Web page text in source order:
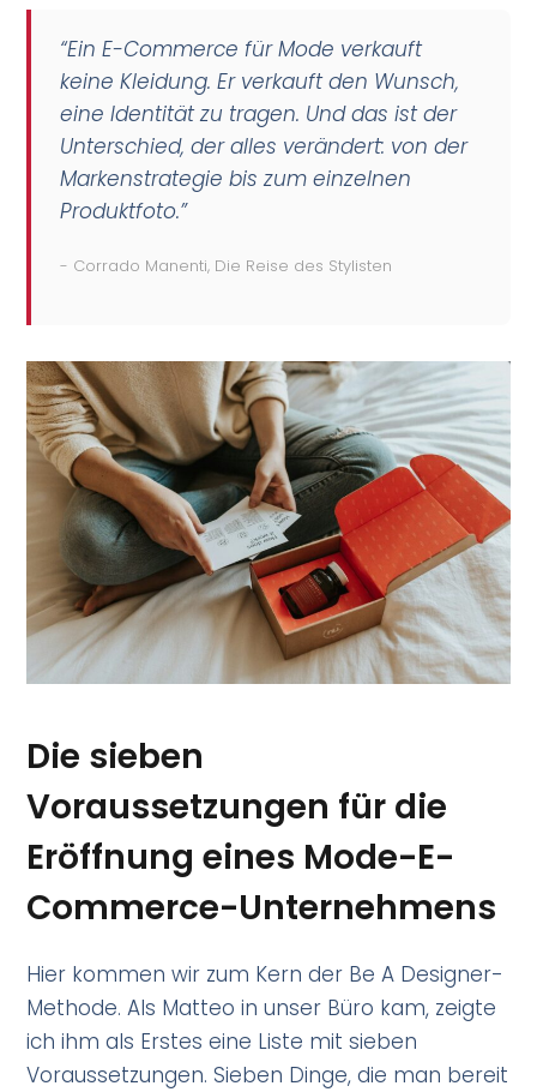
“Ein E-Commerce für Mode verkauft
keine Kleidung. Er verkauft den Wunsch,
eine Identität zu tragen. Und das ist der
Unterschied, der alles verändert: von der
Markenstrategie bis zum einzelnen
Produktfoto.”
- Corrado Manenti, Die Reise des Stylisten
Die sieben
Voraussetzungen für die
Eröffnung eines Mode-E-
Commerce-Unternehmens
Hier kommen wir zum Kern der Be A Designer-
Methode. Als Matteo in unser Büro kam, zeigte
ich ihm als Erstes eine Liste mit sieben
Voraussetzungen. Sieben Dinge, die man bereit